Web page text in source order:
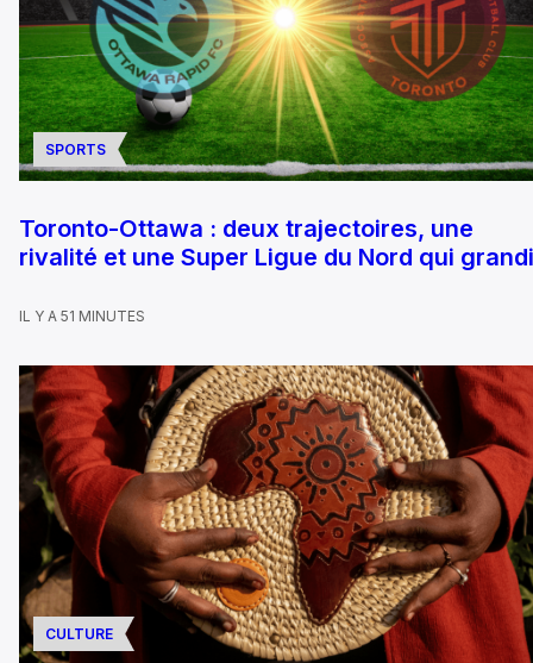
SPORTS
Toronto-Ottawa : deux trajectoires, une
rivalité et une Super Ligue du Nord qui
IL Y A 51 MINUTES
CULTURE